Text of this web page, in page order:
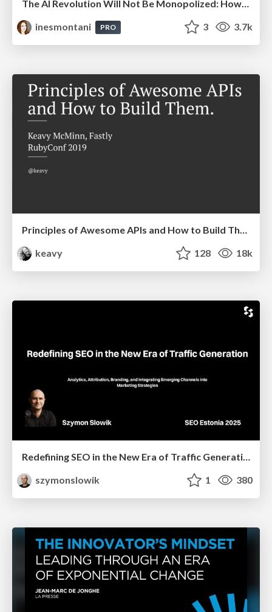
The AI Revolution Will Not Be Monopolized: How open-source beats economies of scale, even for LLMs
inesmontani
PRO 3 3.7k
Principles of Awesome APIs and How to Build Them.
keavy
128 18k
szymonslowik
1 380